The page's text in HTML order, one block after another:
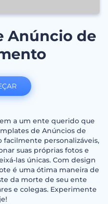
Anúncio de
a um ente querido que
de Anúncios de
facilmente personalizáveis,
suas próprias fotos e
las únicas. Com design
é uma ótima maneira de
da morte de seu ente
e colegas. Experimente